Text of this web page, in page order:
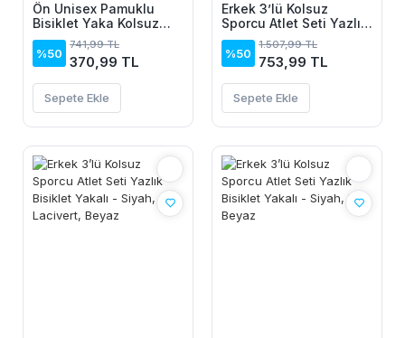
Ön Unisex Pamuklu
Bisiklet Yaka Kolsuz
Atlet Kontrast Biyeli
Regular Fit - Beyaz
%50
741,99 TL
370,99 TL
Sepete Ekle
Erkek 3’lü Kolsuz
Sporcu Atlet Seti Yazlık
Bisiklet Yakalı -
Lacivert, Kırmızı, Beyaz
%50
1.507,99 TL
753,99 TL
Sepete Ekle